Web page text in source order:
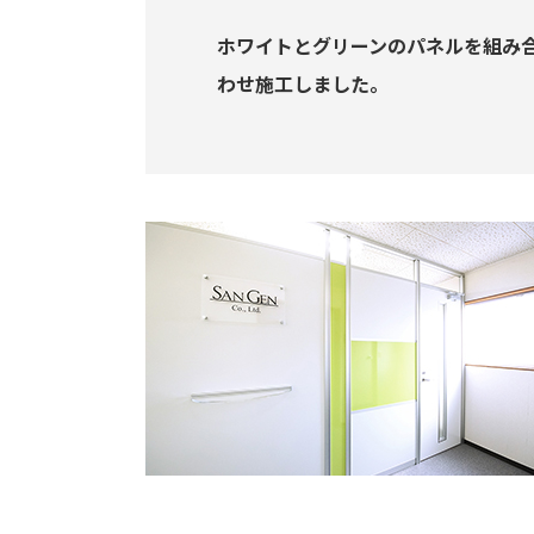
ホワイトとグリーンのパネルを組み
わせ施工しました。